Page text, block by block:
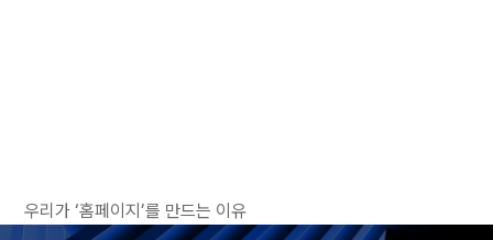
우리가 ‘홈페이지’를 만드는 이유